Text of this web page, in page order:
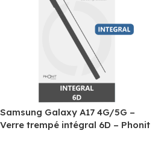
Samsung Galaxy A17 4G/5G –
Verre trempé intégral 6D – Phonit